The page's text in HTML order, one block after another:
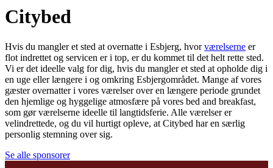
Citybed
Hvis du mangler et sted at overnatte i Esbjerg, hvorværelserne er
flot indrettet og servicen er i top, er du kommet til det helt rette sted.
Vi er det ideelle valg for dig, hvis du mangler et sted at opholde dig i
en uge eller længere i og omkring Esbjergområdet. Mange af vores
gæster overnatter i vores værelser over en længere periode grundet
den hjemlige og hyggelige atmosfære på vores bed and breakfast,
som gør værelserne ideelle til langtidsferie. Alle værelser er
velindrettede, og du vil hurtigt opleve, at Citybed har en særlig
personlig stemning over sig.
Se alle sponsorer